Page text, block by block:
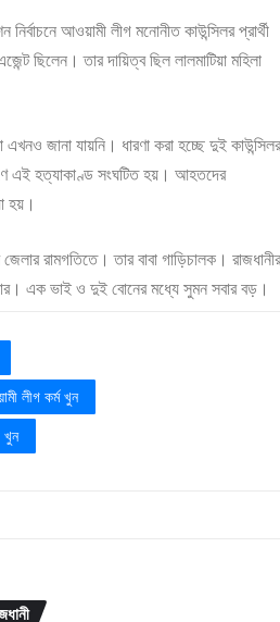
আওয়ামী লীগ মনোনীত কাউন্সিলর প্রার্থী
ছিলেন। তার দায়িত্ব ছিল লালমাটিয়া মহিলা
জানা যায়নি। ধারণা করা হচ্ছে দুই কাউন্সিলর
এই হত্যাকাণ্ড সংঘটিত হয়। আহতদের
হয়।
জেলার রামগতিতে। তার বাবা গাড়িচালক। রাজধানীর
এক ভাই ও দুই বোনের মধ্যে সুমন সবার বড়।
লীগ কর্ম খুন
খুন